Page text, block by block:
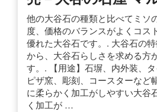
他の大谷石の種類と比べてミソ
度、価格のバランスがよくコス
優れた大谷石です。. 大谷石の
から、大谷石らしさを求める方
す。. 【用途】石塀、内外装、タ
ピザ窯、彫刻、コースターなど
に柔らかく加工がしやすい大谷
く加工が …